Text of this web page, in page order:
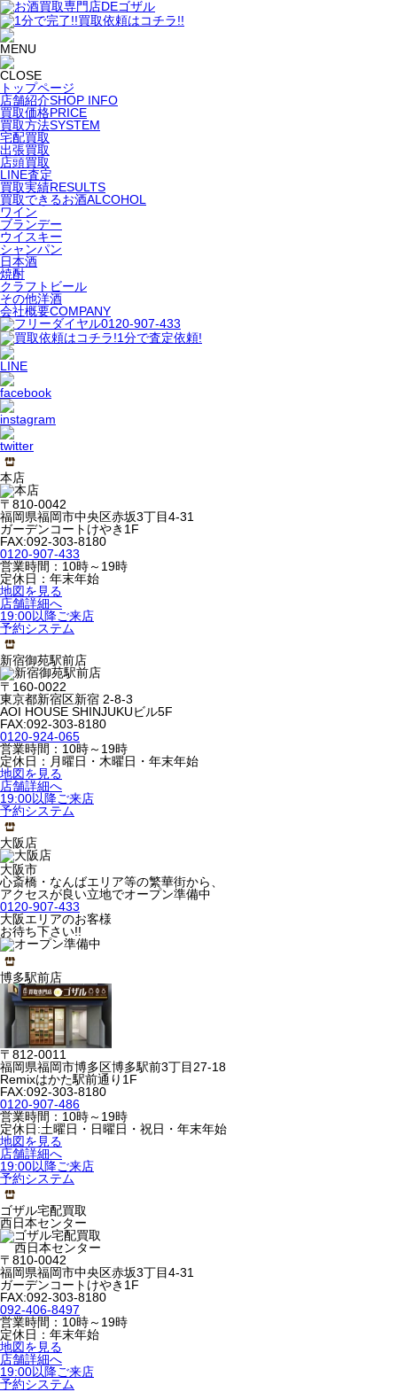
トップページ
店舗紹介SHOP INFO
買取価格PRICE
買取方法SYSTEM
宅配買取
出張買取
店頭買取
LINE査定
買取実績RESULTS
買取できるお酒ALCOHOL
ワイン
ブランデー
ウイスキー
シャンパン
日本酒
焼酎
クラフトビール
その他洋酒
会社概要COMPANY
本店
〒810-0042
福岡県福岡市中央区赤坂3丁目4-31
ガーデンコートけやき1F
FAX:092-303-8180
0120-907-433
営業時間：10時～19時
定休日：年末年始
地図を見る
店舗詳細へ
19:00以降ご来店
予約システム
新宿御苑駅前店
〒160-0022
東京都新宿区新宿 2-8-3
AOI HOUSE SHINJUKUビル5F
FAX:092-303-8180
0120-924-065
営業時間：10時～19時
定休日：月曜日・木曜日・年末年始
地図を見る
店舗詳細へ
19:00以降ご来店
予約システム
大阪店
大阪市
心斎橋・なんばエリア等の繁華街から、
アクセスが良い立地でオープン準備中
0120-907-433
大阪エリアのお客様
お待ち下さい!!
博多駅前店
〒812-0011
福岡県福岡市博多区博多駅前3丁目27-18
Remixはかた駅前通り1F
FAX:092-303-8180
0120-907-486
営業時間：10時～19時
定休日:土曜日・日曜日・祝日・年末年始
地図を見る
店舗詳細へ
19:00以降ご来店
予約システム
ゴザル宅配買取
西日本センター
〒810-0042
福岡県福岡市中央区赤坂3丁目4-31
ガーデンコートけやき1F
FAX:092-303-8180
092-406-8497
営業時間：10時～19時
定休日：年末年始
地図を見る
店舗詳細へ
19:00以降ご来店
予約システム